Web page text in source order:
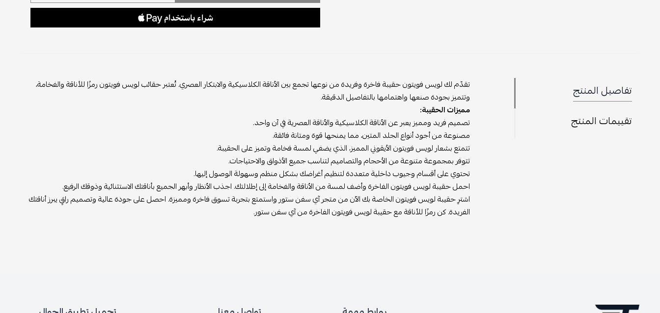
تفاصيل المنتج
تقييمات المنتج
تقدّم لك لويس فويتون حقيبة فاخرة وفريدة من نوعها تجمع بين الأناقة الكلاسيكية والابتكار العصري. تُعتبر حقائب لويس فويتون رمزًا للأناقة والفخامة،
وتتميز بجودة صنعها واهتمامها بالتفاصيل الدقيقة.
مميزات الحقيبة:
تصميم فريد ومميز يعبر عن الأناقة الكلاسيكية والأناقة العصرية في آن واحد.
مصنوعة من أجود أنواع الجلد المتين، مما يمنحها قوة ومتانة فائقة.
تتمتع بشعار لويس فويتون الأيقوني المميز، الذي يضفي لمسة فخامة وتميز على الحقيبة.
تتوفر بمجموعة متنوعة من الأحجام والتصاميم لتناسب جميع الأذواق والاحتياجات.
تحتوي على أقسام وجيوب داخلية متعددة لتنظيم أغراضك بشكل منظم وسهولة الوصول إليها.
احمل حقيبة لويس فويتون الفاخرة وأضف لمسة من الأناقة والفخامة إلى إطلالتك. اجذب الأنظار وأبهر الجميع بأناقتك الاستثنائية وذوقك الرفيع.
اشترِ حقيبة لويس فويتون الخاصة بك الآن من متجر آي سفن ستور واستمتع بتجربة تسوق فاخرة ومميزة. احصل على جودة عالية وتصميم راقٍ يبرز أناقتك
الفريدة. كن رمزًا للأناقة مع حقيبة لويس فويتون الفاخرة من آي سفن ستور.